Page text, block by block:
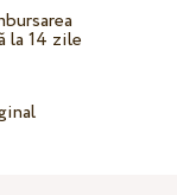
la 14 zile